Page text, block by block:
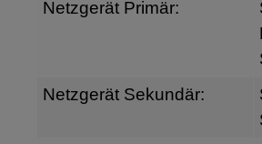
Netzgerät Primär:
Netzgerät Sekundär: